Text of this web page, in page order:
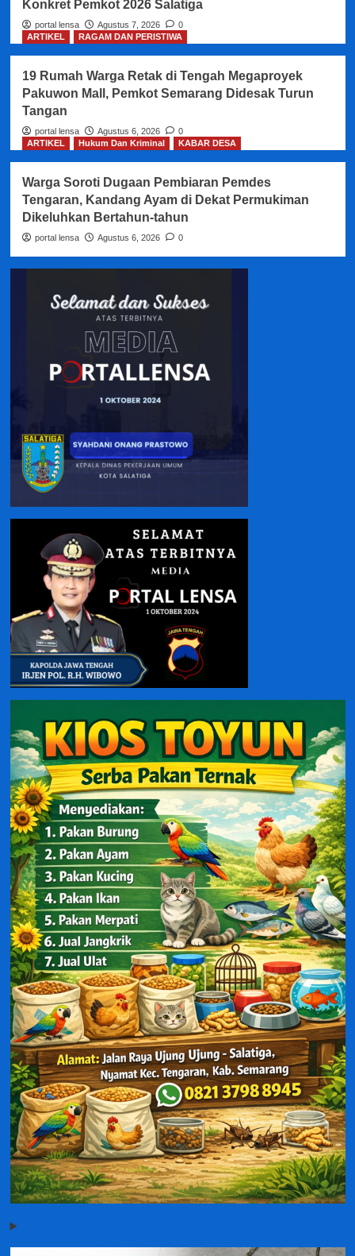
Konkret Pemkot 2026 Salatiga
portal lensa Agustus 7, 2026
0
ARTIKEL
RAGAM DAN PERISTIWA
19 Rumah Warga Retak di Tengah Megaproyek
Pakuwon Mall, Pemkot Semarang Didesak Turun
Tangan
portal lensa Agustus 6, 2026
0
ARTIKEL
Hukum Dan Kriminal KABAR DESA
Warga Soroti Dugaan Pembiaran Pemdes
Tengaran, Kandang Ayam di Dekat Permukiman
Dikeluhkan Bertahun-tahun
portal lensa Agustus 6, 2026 0